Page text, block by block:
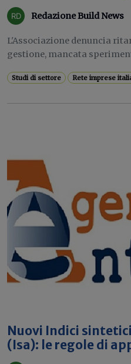
Redazione Build News
L'Associazione denuncia
gestione, mancata
Studi di settore Rete imprese
Nuovi Indici
(Isa): le regole di